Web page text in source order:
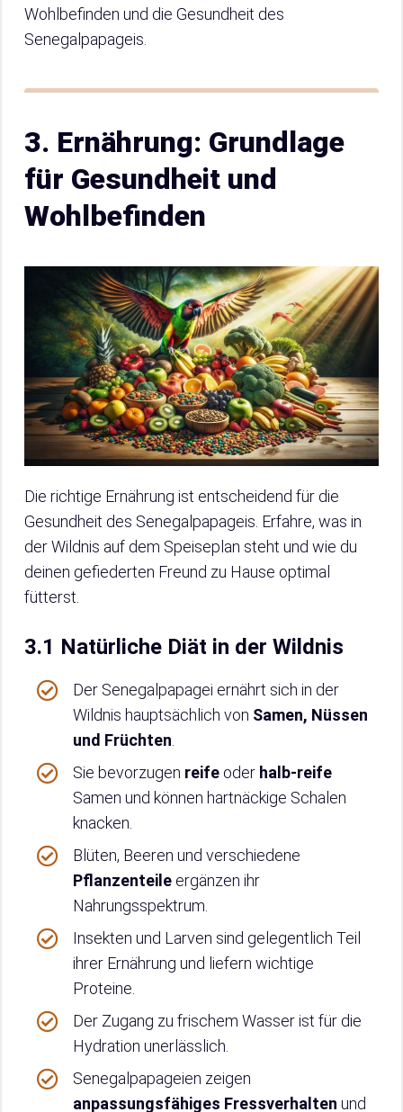
Wohlbefinden und die Gesundheit des
Senegalpapageis.
3. Ernährung: Grundlage
für Gesundheit und
Wohlbefinden
Die richtige Ernährung ist entscheidend für die
Gesundheit des Senegalpapageis. Erfahre, was in
der Wildnis auf dem Speiseplan steht und wie du
deinen gefiederten Freund zu Hause optimal
fütterst.
3.1 Natürliche Diät in der Wildnis
Der Senegalpapagei ernährt sich in der
Wildnis hauptsächlich von Samen, Nüssen
und Früchten
Sie bevorzugen reife oder halb-reife
Samen und können hartnäckige Schalen
knacken.
Blüten, Beeren und verschiedene
Pflanzenteile ergänzen ihr
Nahrungsspektrum.
Insekten und Larven sind gelegentlich Teil
ihrer Ernährung und liefern wichtige
Proteine.
Der Zugang zu frischem Wasser ist für die
Hydration unerlässlich.
Senegalpapageien zeigen
anpassungsfähiges Fressverhalten und